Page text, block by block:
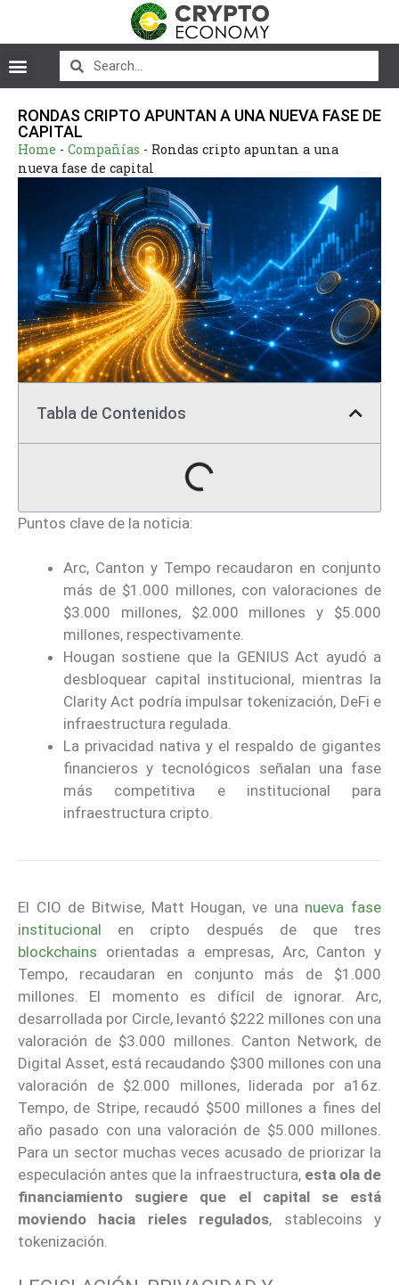
RONDAS CRIPTO APUNTAN A UNA NUEVA FASE DE
CAPITAL
Home - Compañías - Rondas cripto apuntan a una
nueva fase de capital
Tabla de Contenidos
Puntos clave de la noticia:
Arc, Canton y Tempo recaudaron en conjunto
más de $1.000 millones, con valoraciones de
$3.000 millones, $2.000 millones y $5.000
millones, respectivamente.
Hougan sostiene que la GENIUS Act ayudó a
desbloquear capital institucional, mientras la
Clarity Act podría impulsar tokenización, DeFi e
infraestructura regulada.
La privacidad nativa y el respaldo de gigantes
financieros y tecnológicos señalan una fase
más competitiva e institucional para
infraestructura cripto.
El CIO de Bitwise, Matt Hougan, ve una nueva fase
institucional en cripto después de que tres
blockchains orientadas a empresas, Arc, Canton y
Tempo, recaudaran en conjunto más de $1.000
millones. El momento es difícil de ignorar. Arc,
desarrollada por Circle, levantó $222 millones con una
valoración de $3.000 millones. Canton Network, de
Digital Asset, está recaudando $300 millones con una
valoración de $2.000 millones, liderada por a16z.
Tempo, de Stripe, recaudó $500 millones a fines del
año pasado con una valoración de $5.000 millones.
Para un sector muchas veces acusado de priorizar la
especulación antes que la infraestructura, esta ola de
financiamiento sugiere que el capital se está
moviendo hacia rieles regulados, stablecoins y
tokenización.